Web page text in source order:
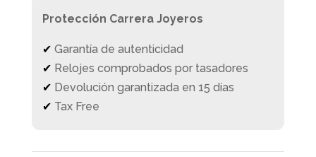
Protección Carrera Joyeros
✔ Garantía de autenticidad
✔ Relojes comprobados por tasadores
✔ Devolución garantizada en 15 días
✔ Tax Free